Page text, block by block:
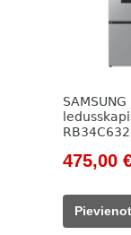
SAMSUNG
Original
was:
585,00 €.
475,00